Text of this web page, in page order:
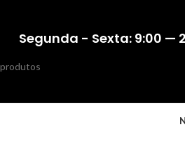
Segunda - Sexta: 9:00 —